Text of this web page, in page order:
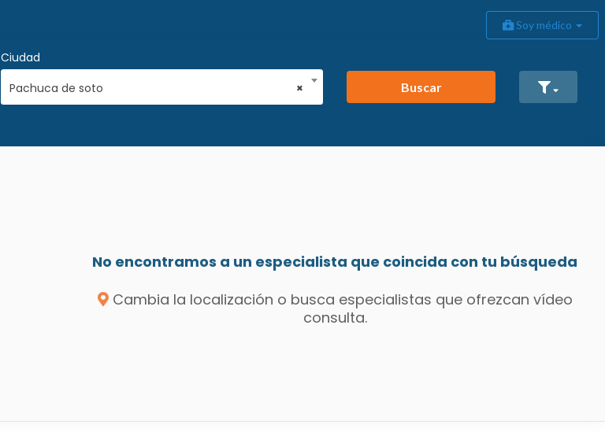
Soy médico
Ciudad
×
Pachuca de soto Buscar
No encontramos a un especialista que coincida con tu búsqueda
Cambia la localización o busca especialistas que ofrezcan vídeo
consulta.